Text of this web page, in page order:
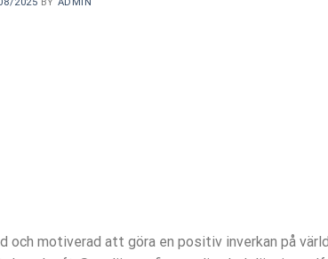
och motiverad att göra en positiv inverkan på